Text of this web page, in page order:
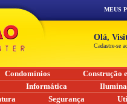
MEUS
Olá,
Cadastre-se
Condomínios
Construção
Informática
Segurança